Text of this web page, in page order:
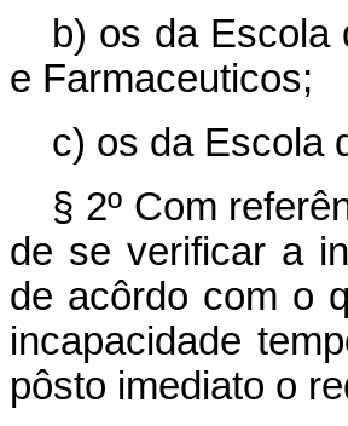
b) os da Escola
e Farmaceuticos;
c) os da Escola
§ 2º Com
de se verificar a
de acôrdo com o
incapacidade
pôsto imediato o